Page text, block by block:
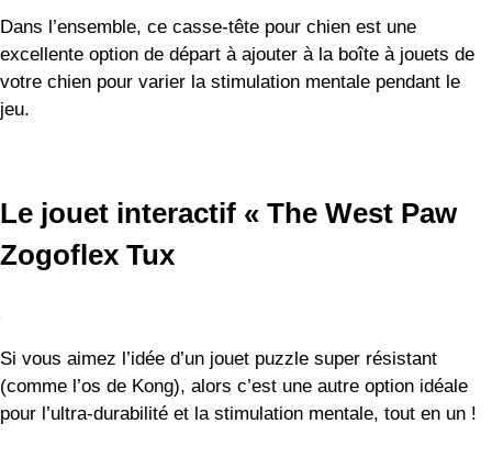
Zogoflex Tux
(comme l’os de Kong), alors c’est une autre option idéale
pour l’ultra-durabilité et la stimulation mentale, tout en un !
Le West Paw Zogoflex Tux est un jouet en caoutchouc
extrêmement résistant qui distribue des friandises au fur et
à mesure que votre chien renifle et le bouscule. Il peut
contenir des friandises de différentes tailles, alors
mélangez-les – essayez des morceaux de banane congelés